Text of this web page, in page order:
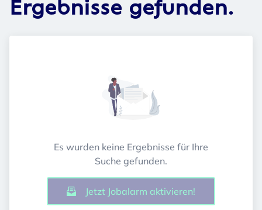
Ergebnisse gefunden.
Es wurden keine Ergebnisse für Ihre
Suche gefunden.
Jetzt Jobalarm aktivieren!